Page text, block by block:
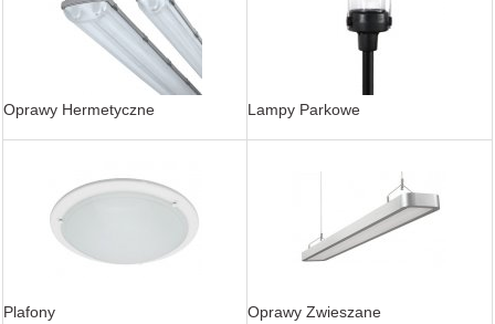
Oprawy Hermetyczne Lampy Parkowe
Plafony Oprawy Zwieszane